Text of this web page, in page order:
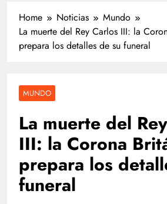
Home Noticias
Mundo
La muerte del Rey Carlos III: la
prepara los detalles de su funeral
MUNDO
La muerte del
III: la Corona
prepara los
funeral